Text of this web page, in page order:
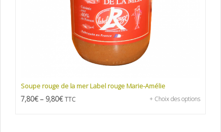
Soupe rouge de la mer Label rouge Marie-Amélie
7,80€– 9,80€ TTC + Choix des options